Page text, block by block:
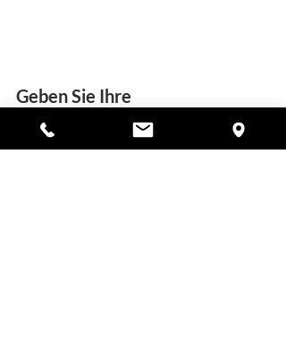
Geben Sie Ihre
Lichtwerbeanlage in Hände von
Art 4 Sign